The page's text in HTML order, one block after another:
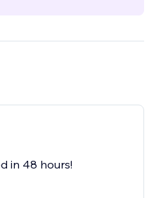
in 48 hours!